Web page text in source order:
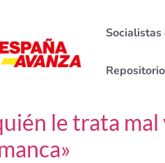
Socialistas
Repositorio
le trata